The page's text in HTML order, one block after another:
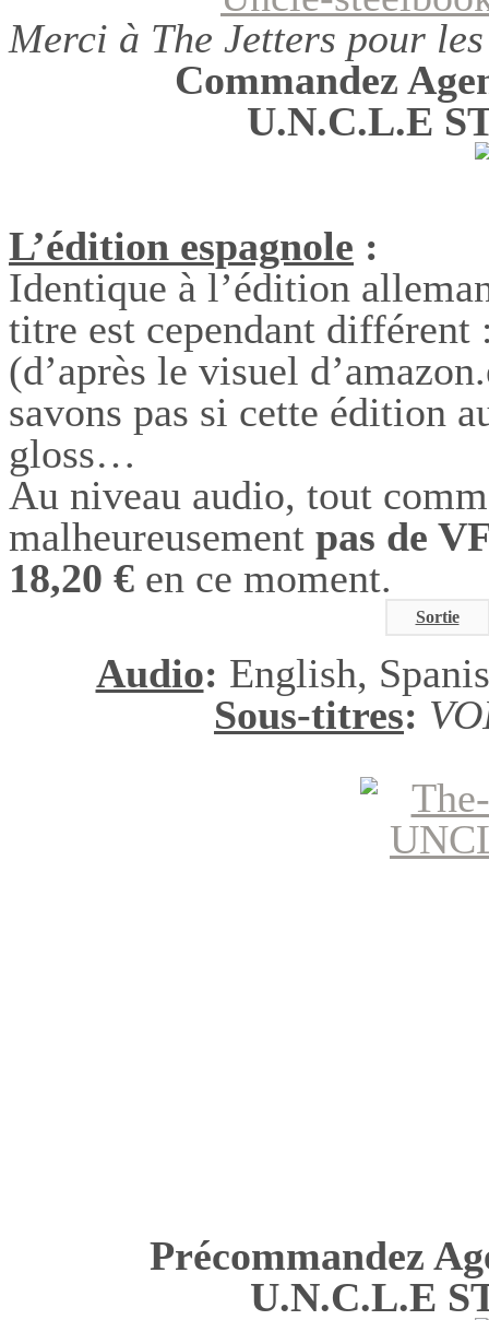
Merci à The Jetters pour
Commandez
U.N.C.L.E
L’édition espagnole :
Identique à l’édition
titre est cependant
(d’après le visuel
savons pas si cette édition
gloss…
Au niveau audio, tout
malheureusement pas de
18,20 € en ce moment.
Sortie
Audio: English,
Sous-titres:
Précommandez
U.N.C.L.E